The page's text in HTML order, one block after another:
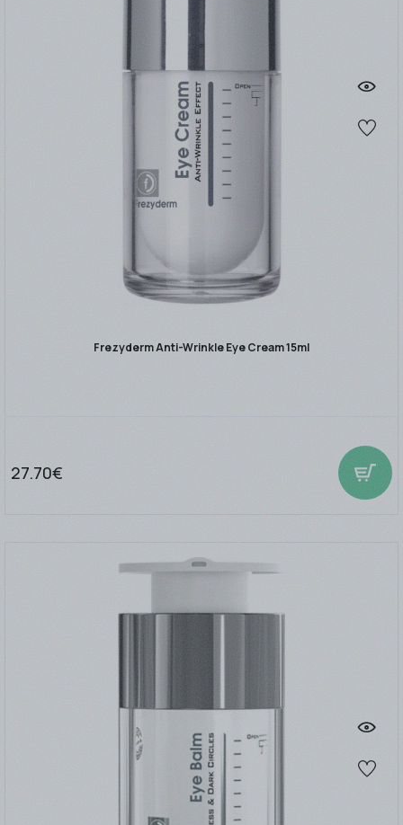
Frezyderm Anti-Wrinkle Eye Cream 15ml
27.70€